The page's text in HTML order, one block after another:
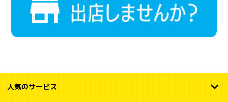
人気のサービス